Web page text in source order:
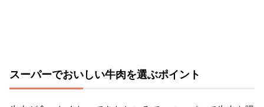
スーパーでおいしい牛肉を選ぶポイント